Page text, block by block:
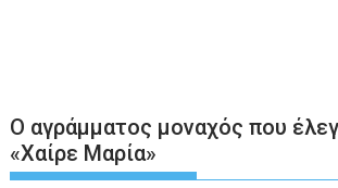
Ο αγράμματος μοναχός που
«Χαίρε Μαρία»